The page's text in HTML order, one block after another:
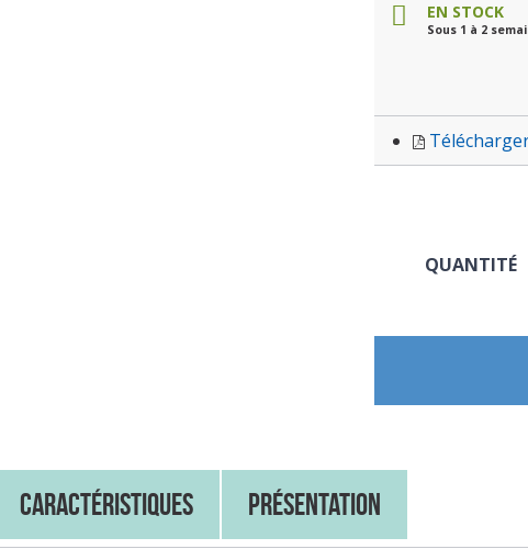
EN STOCK
Sous 1 à 2
QUANTITÉ
Caractéristiques Présentation